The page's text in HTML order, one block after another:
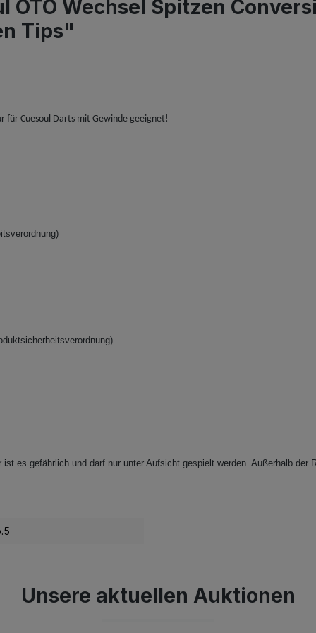
Wechsel Spitzen
Tips"
für Cuesoul Darts mit Gewinde geeignet!
es gefährlich und darf nur unter Aufsicht gespielt werden. Außerhalb der
Unsere aktuellen Auktionen